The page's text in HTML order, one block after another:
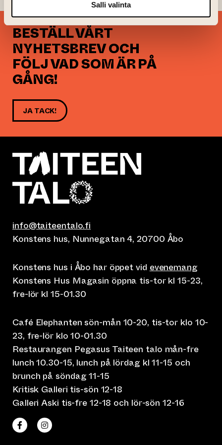
Salli valinta
BESTÄLL VÅRT
NYHETSBREV OCH
FÖLJ VAD SOM ÄR PÅ
GÅNG!
JA TACK!
info@taiteentalo.fi
Konstens hus, Nunnegatan 4, 20700 Åbo
Konstens hus i Åbo har öppet vid evenemang
Konstens Hus Magasin öppna tis-tor kl 15-23,
fre-lör kl 15-01.30
Café Elephanten sön-mån 10-20, tis-tor klo 10-
23, fre-lör klo 10-01.30
Restaurangen Pegasus Taiteen talo mån-fre
lunch 10.30-15, lunch på lördag kl 11-15 och
brunch på söndag 11-15
Kritisk Galleri tis-sön 12-18
Galleri Aski tis-fre 12-18 och lör-sön 12-16
Taiteen talo Facebookissa
(leder till annan webbtjänst)
Taiteen talo Instagramissa
(leder till annan webbtjänst)